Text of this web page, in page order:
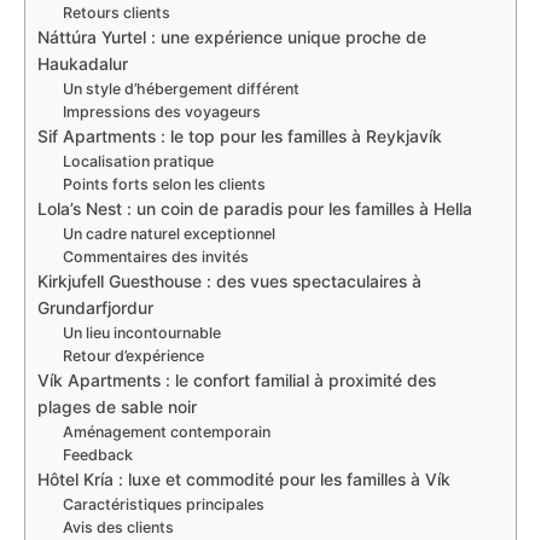
Retours clients
Náttúra Yurtel : une expérience unique proche de
Haukadalur
Un style d’hébergement différent
Impressions des voyageurs
Sif Apartments : le top pour les familles à Reykjavík
Localisation pratique
Points forts selon les clients
Lola’s Nest : un coin de paradis pour les familles à Hella
Un cadre naturel exceptionnel
Commentaires des invités
Kirkjufell Guesthouse : des vues spectaculaires à
Grundarfjordur
Un lieu incontournable
Retour d’expérience
Vík Apartments : le confort familial à proximité des
plages de sable noir
Aménagement contemporain
Feedback
Hôtel Kría : luxe et commodité pour les familles à Vík
Caractéristiques principales
Avis des clients